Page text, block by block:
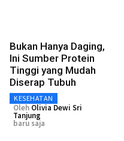
Bukan Hanya Daging,
Ini Sumber Protein
Tinggi yang Mudah
Diserap Tubuh
KESEHATAN
Oleh Olivia Dewi Sri
Tanjung
baru saja